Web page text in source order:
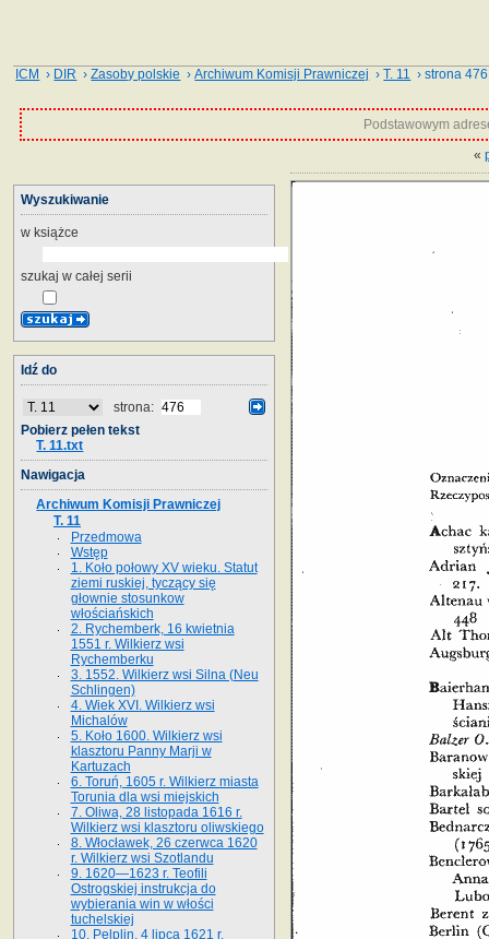
ICM › DIR ›Zasoby polskie ›Archiwum Komisji Prawniczej ›T. 11 › strona 476
Podstawowym
«
Wyszukiwanie
w książce
szukaj w całej serii
Idź do
strona:
Pobierz pełen tekst
T. 11.txt
Nawigacja
Archiwum Komisji Prawniczej
T. 11
Przedmowa
Wstęp
1. Koło połowy XV wieku. Statut
ziemi ruskiej, tyczący się
głownie stosunkow
włościańskich
2. Rychemberk, 16 kwietnia
1551 r. Wilkierz wsi
Rychemberku
3. 1552. Wilkierz wsi Silna (Neu
Schlingen)
4. Wiek XVI. Wilkierz wsi
Michalów
5. Koło 1600. Wilkierz wsi
klasztoru Panny Marji w
Kartuzach
6. Toruń, 1605 r. Wilkierz miasta
Torunia dla wsi miejskich
7. Oliwa, 28 listopada 1616 r.
Wilkierz wsi klasztoru oliwskiego
8. Włocławek, 26 czerwca 1620
r. Wilkierz wsi Szotlandu
9. 1620—1623 r. Teofili
Ostrogskiej instrukcja do
wybierania win w włości
tuchelskiej
10. Pelplin, 4 lipca 1621 r.